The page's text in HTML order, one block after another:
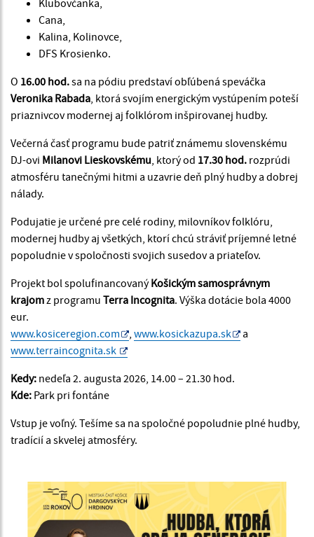
Klubovčanka,
Cana,
Kalina, Kolinovce,
DFS Krosienko.
O 16.00 hod.sa na pódiu predstaví obľúbená speváčka
Veronika Rabada, ktorá svojím energickým vystúpením poteší
priaznivcov modernej aj folklórom inšpirovanej hudby.
Večerná časť programu bude patriť známemu slovenskému
DJ-ovi Milanovi Lieskovskému, ktorý od 17.30 hod. rozprúdi
atmosféru tanečnými hitmi a uzavrie deň plný hudby a dobrej
nálady.
Podujatie je určené pre celé rodiny, milovníkov folklóru,
modernej hudby aj všetkých, ktorí chcú stráviť príjemné letné
popoludnie v spoločnosti svojich susedov a priateľov.
Projekt bol spolufinancovanýKošickým samosprávnym
krajomz programu Terra Incognita. Výška dotácie bola 4000
eur.
www.kosiceregion.com
, www.kosickazupa.sk
a
www.terraincognita.sk
Kedy: nedeľa 2. augusta 2026, 14.00 – 21.30 hod.
Kde: Park pri fontáne
Vstup je voľný. Tešíme sa na spoločné popoludnie plné hudby,
tradícií a skvelej atmosféry.